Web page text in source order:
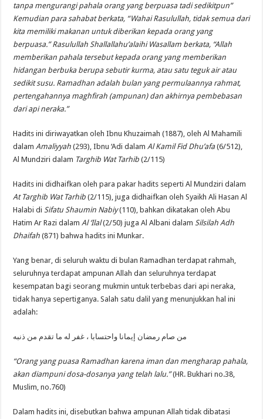
tanpa mengurangi pahala orang yang berpuasa tadi sedikitpun”
Kemudian para sahabat berkata, “Wahai Rasulullah, tidak semua dari
kita memiliki makanan untuk diberikan kepada orang yang
berpuasa.” Rasulullah Shallallahu’alaihi Wasallam berkata, “Allah
memberikan pahala tersebut kepada orang yang memberikan
hidangan berbuka berupa sebutir kurma, atau satu teguk air atau
sedikit susu. Ramadhan adalah bulan yang permulaannya rahmat,
pertengahannya maghfirah (ampunan) dan akhirnya pembebasan
dari api neraka.”
Hadits ini diriwayatkan oleh Ibnu Khuzaimah (1887), oleh Al Mahamili
dalamAmaliyyah (293), Ibnu ‘Adi dalamAl Kamil Fid Dhu’afa(6/512),
Al Mundziri dalam Targhib Wat Tarhib (2/115)
Hadits ini didhaifkan oleh para pakar hadits seperti Al Mundziri dalam
At Targhib Wat Tarhib (2/115), juga didhaifkan oleh Syaikh Ali Hasan Al
Halabi di Sifatu Shaumin Nabiy(110), bahkan dikatakan oleh Abu
Hatim Ar Razi dalamAl ‘Ilal(2/50) juga Al Albani dalam Silsilah Adh
Dhaifah (871) bahwa hadits ini Munkar.
Yang benar, di seluruh waktu di bulan Ramadhan terdapat rahmah,
seluruhnya terdapat ampunan Allah dan seluruhnya terdapat
kesempatan bagi seorang mukmin untuk terbebas dari api neraka,
tidak hanya sepertiganya. Salah satu dalil yang menunjukkan hal ini
adalah:
من صام رمضان إيمانا واحتسابا ، غفر له ما تقدم من ذنبه
“Orang yang puasa Ramadhan karena iman dan mengharap pahala,
akan diampuni dosa-dosanya yang telah lalu.”(HR. Bukhari no.38,
Muslim, no.760)
Dalam hadits ini, disebutkan bahwa ampunan Allah tidak dibatasi